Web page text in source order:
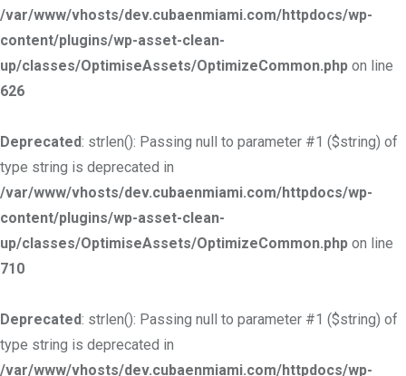
/var/www/vhosts/dev.cubaenmiami.com/httpdocs/wp-
content/plugins/wp-asset-clean-
up/classes/OptimiseAssets/OptimizeCommon.php on line
626
Deprecated: strlen(): Passing null to parameter #1 ($string) of
type string is deprecated in
/var/www/vhosts/dev.cubaenmiami.com/httpdocs/wp-
content/plugins/wp-asset-clean-
up/classes/OptimiseAssets/OptimizeCommon.php on line
710
Deprecated: strlen(): Passing null to parameter #1 ($string) of
type string is deprecated in
/var/www/vhosts/dev.cubaenmiami.com/httpdocs/wp-